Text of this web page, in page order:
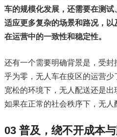
车的规模化发展，还需要在测
适应更多复杂的场景和路况，
在运营中的一致性和稳定性。
还有一个需要明确背景是，受
乎为零，无人车在疫区的运营
宽松的环境下，无人配送还是出
如果在正常的社会秩序下，无人
03 普及，绕不开成本